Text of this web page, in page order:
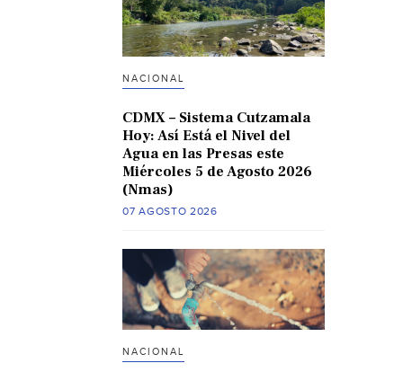
NACIONAL
CDMX – Sistema Cutzamala
Hoy: Así Está el Nivel del
Agua en las Presas este
Miércoles 5 de Agosto 2026
(Nmas)
07 AGOSTO 2026
NACIONAL